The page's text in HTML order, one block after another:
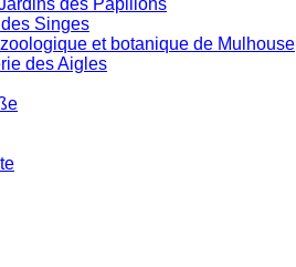
des Papillons
Singes
et botanique de Mulhouse
des Aigles